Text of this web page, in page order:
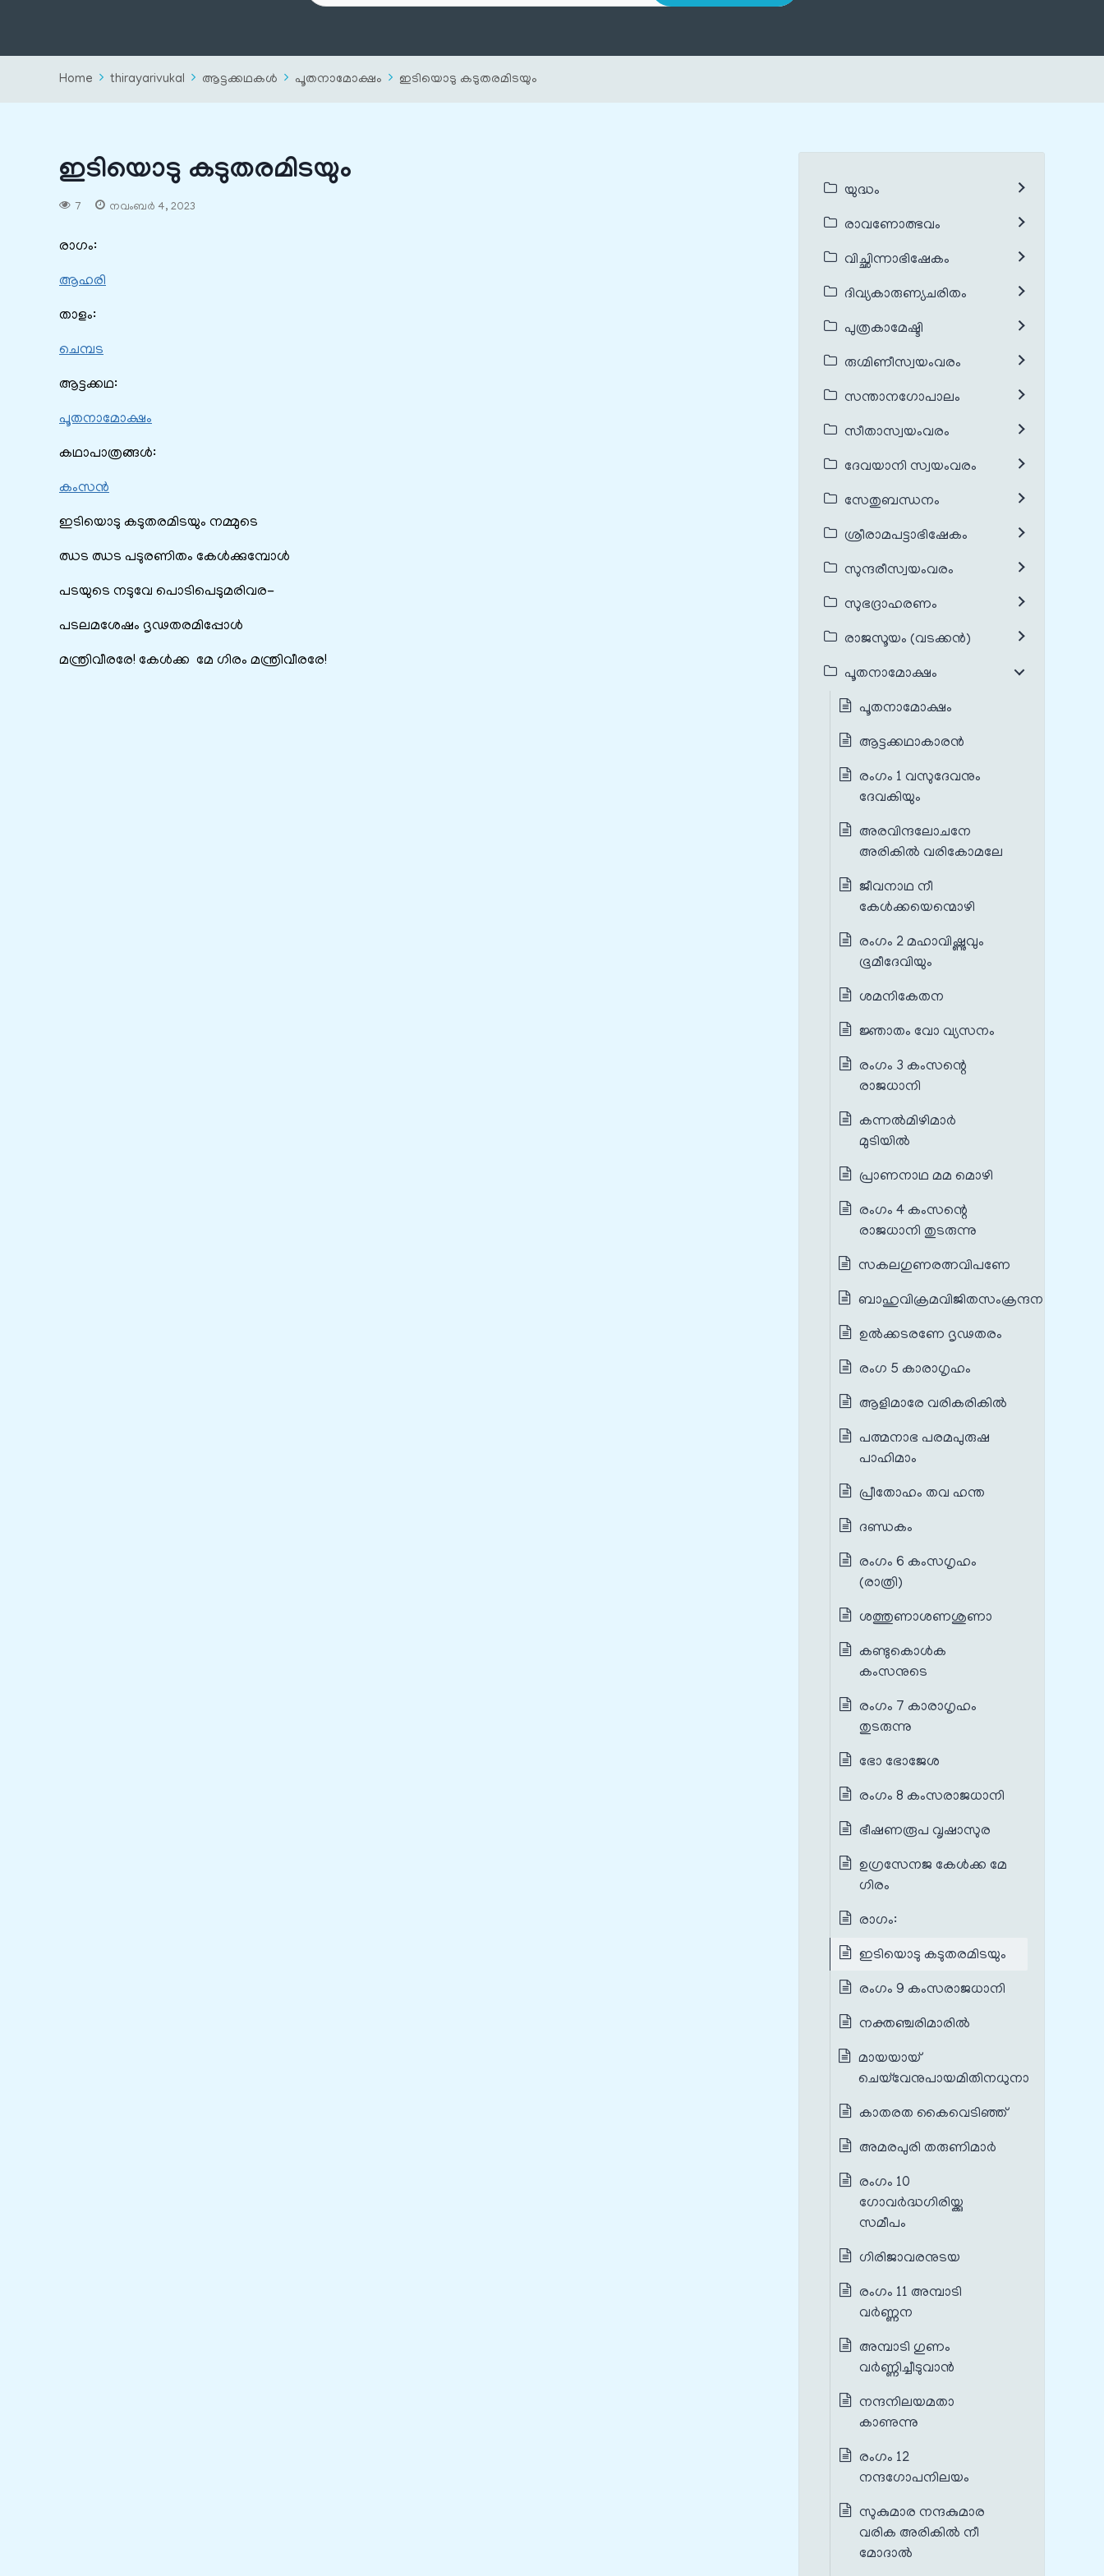
Home thirayarivukal ആട്ടക്കഥകൾ പൂതനാമോക്ഷം ഇടിയൊടു കടുതരമിടയും
ഇടിയൊടു കടുതരമിടയും
7 നവംബർ 4, 2023
രാഗം:
ആഹരി
താളം:
ചെമ്പട
ആട്ടക്കഥ:
പൂതനാമോക്ഷം
കഥാപാത്രങ്ങൾ:
കംസൻ
ഇടിയൊടു കടുതരമിടയും നമ്മുടെ
ഝട ഝട പടുരണിതം കേൾക്കുമ്പോൾ
പടയുടെ നടുവേ പൊടിപെടുമരിവര-
പടലമശേഷം ദൃഢതരമിപ്പോൾ
മന്ത്രിവീരരേ! കേൾക്ക മേ ഗിരം മന്ത്രിവീരരേ!
യുദ്ധം
രാവണോത്ഭവം
വിച്ഛിന്നാഭിഷേകം
ദിവ്യകാരുണ്യചരിതം
പുത്രകാമേഷ്ടി
രുഗ്മിണീസ്വയംവരം
സന്താനഗോപാലം
സീതാസ്വയംവരം
ദേവയാനി സ്വയംവരം
സേതുബന്ധനം
ശ്രീരാമപട്ടാഭിഷേകം
സുന്ദരീസ്വയംവരം
സുഭദ്രാഹരണം
രാജസൂയം (വടക്കൻ)
പൂതനാമോക്ഷം
പൂതനാമോക്ഷം
ആട്ടക്കഥാകാരൻ
രംഗം 1 വസുദേവനും
ദേവകിയും
അരവിന്ദലോചനേ
അരികിൽ വരികോമലേ
ജീവനാഥ നീ
കേൾക്കയെന്മൊഴി
രംഗം 2 മഹാവിഷ്ണുവും
ഭൂമീദേവിയും
ശമനികേതന
ജ്ഞാതം വോ വ്യസനം
രംഗം 3 കംസന്റെ
രാജധാനി
കന്നൽമിഴിമാർ
മുടിയിൽ
പ്രാണനാഥ മമ മൊഴി
രംഗം 4 കംസന്റെ
രാജധാനി തുടരുന്നു
സകലഗുണരത്നവിപണേ
ബാഹുവിക്രമവിജിതസംക്രന്ദന
ഉൽക്കടരണേ ദൃഢതരം
രംഗ 5 കാരാഗൃഹം
ആളിമാരേ വരികരികിൽ
പത്മനാഭ പരമപുരുഷ
പാഹിമാം
പ്രീതോഹം തവ ഹന്ത
ദണ്ഡകം
രംഗം 6 കംസഗൃഹം
(രാത്രി)
ശത്തുണാശണശുണാ
കണ്ടുകൊൾക
കംസനുടെ
രംഗം 7 കാരാഗൃഹം
തുടരുന്നു
ഭോ ഭോജേശ
രംഗം 8 കംസരാജധാനി
ഭീഷണരൂപ വൃഷാസുര
ഉഗ്രസേനജ കേൾക്ക മേ
ഗിരം
രാഗം:
ഇടിയൊടു കടുതരമിടയും
രംഗം 9 കംസരാജധാനി
നക്തഞ്ചരിമാരിൽ
മായയായ്
ചെയ്‌വേനുപായമിതിനധുനാ
കാതരത കൈവെടിഞ്ഞ്
അമരപുരി തരുണിമാർ
രംഗം 10
ഗോവർദ്ധഗിരിയ്ക്കു
സമീപം
ഗിരിജാവരനുടയ
രംഗം 11 അമ്പാടി
വർണ്ണന
അമ്പാടി ഗുണം
വർണ്ണിച്ചീടുവാൻ
നന്ദനിലയമതാ
കാണുന്നു
രംഗം 12
നന്ദഗോപനിലയം
സുകുമാര നന്ദകുമാര
വരിക അരികിൽ നീ
മോദാൽ